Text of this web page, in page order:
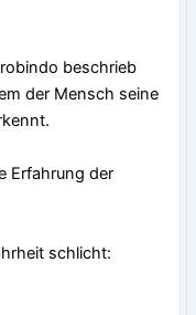
beschrieb
der Mensch seine
Erfahrung der
schlicht: